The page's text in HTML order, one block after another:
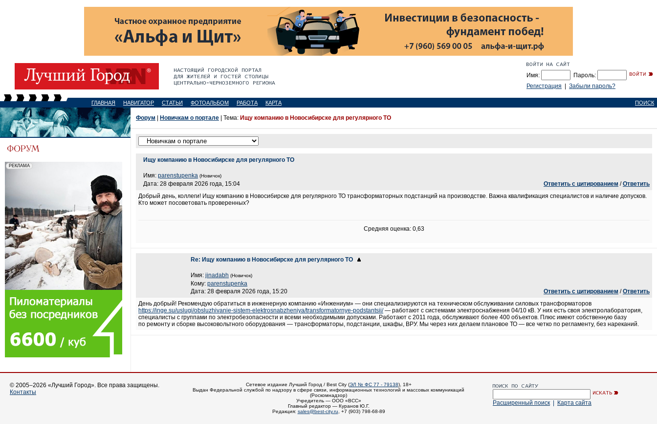
Имя:
Пароль:
Регистрация
Забыли пароль?
ГЛАВНАЯ НАВИГАТОР СТАТЬИ ФОТОАЛЬБОМ РАБОТА КАРТА ПОИСК
Форум Новичкам о портале | Тема: Ищу компанию в Новосибирске для регулярного ТО
Ищу компанию в Новосибирске для регулярного ТО
Имя: parenstupenka (Новичок)
Дата: 28 февраля 2026 года, 15:04 Ответить с цитированием /Ответить
Добрый день, коллеги! Ищу компанию в Новосибирске для регулярного ТО трансформаторных подстанций на производстве. Важна квалификация специалистов и наличие допусков.
Кто может посоветовать проверенных?
Средняя оценка: 0,63
Re: Ищу компанию в Новосибирске для регулярного ТО
Имя: jinadabh (Новичок)
Кому: parenstupenka
Дата: 28 февраля 2026 года, 15:20
Ответить с цитированием /Ответить
День добрый! Рекомендую обратиться в инженерную компанию «Инжениум» — они специализируются на техническом обслуживании силовых трансформаторов
https://inge.su/uslugi/obsluzhivanie-sistem-elektrosnabzheniya/transformatornye-podstantsii/— работают с системами электроснабжения 04/10 кВ. У них есть своя электролаборатория,
специалисты с группами по электробезопасности и всеми необходимыми допусками. Работают с 2011 года, обслуживают более 400 объектов. Плюс имеют собственную базу
по ремонту и сборке высоковольтного оборудования — трансформаторы, подстанции, шкафы, ВРУ. Мы через них делаем плановое ТО — все четко по регламенту, без нареканий.
© 2005–2026 «Лучший Город». Все права защищены.
Контакты
Сетевое издание Лучший Город / Best City (ЭЛ № ФС 77 - 79138), 18+
Выдан Федеральной службой по надзору в сфере связи, информационных технологий и массовых коммуникаций
(Роскомнадзор)
Учредитель — ООО «ВСС»
Главный редактор — Куранов Ю.Г.
Редакция: sales@best-city.ru , +7 (903) 798-68-89
Расширенный поиск Карта сайта